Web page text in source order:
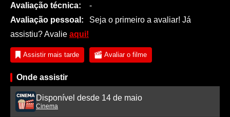
Avaliação técnica:
-
Avaliação pessoal:
Seja o primeiro a avaliar! Já
assistiu? Avalie aqui!
Assistir mais tarde Avaliar o filme
Onde assistir
Disponível desde 14 de maio
Cinema